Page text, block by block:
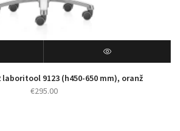
9123 (h450-650 mm), oranž
€295.00